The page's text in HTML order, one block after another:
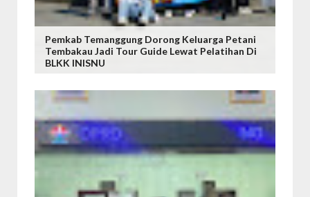
Pemkab Temanggung Dorong Keluarga Petani
Tembakau Jadi Tour Guide Lewat Pelatihan Di
BLKK INISNU